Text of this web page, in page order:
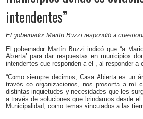
intendentes”
El gobernador Martín Buzzi respondió a
El gobernador Martín Buzzi indicó que “a
Abierta’ para dar respuestas en municipios
intendentes que responden a él”, al responder
“Como siempre decimos, Casa Abierta es un
través de organizaciones, nos presenta a mí
distintas inquietudes y necesidades que les
a través de soluciones que brindamos desde
Municipalidad, como temas vinculados a las